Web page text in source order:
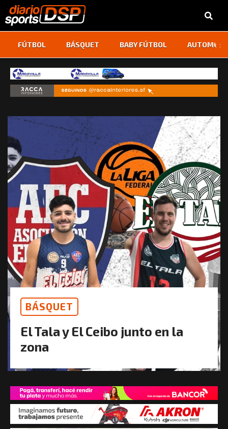
FÚTBOL BÁSQUET BABY FÚTBOL ‹ ›
BÁSQUET
El Tala y El Ceibo junto en la
zona